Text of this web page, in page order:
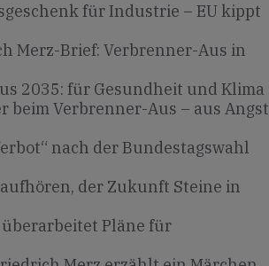
für Industrie – EU kippt
Merz-Brief: Verbrenner-Aus in
2035: für Gesundheit und Klima
beim Verbrenner-Aus – aus Angst
nach der Bundestagswahl
der Zukunft Steine in
überarbeitet Pläne für